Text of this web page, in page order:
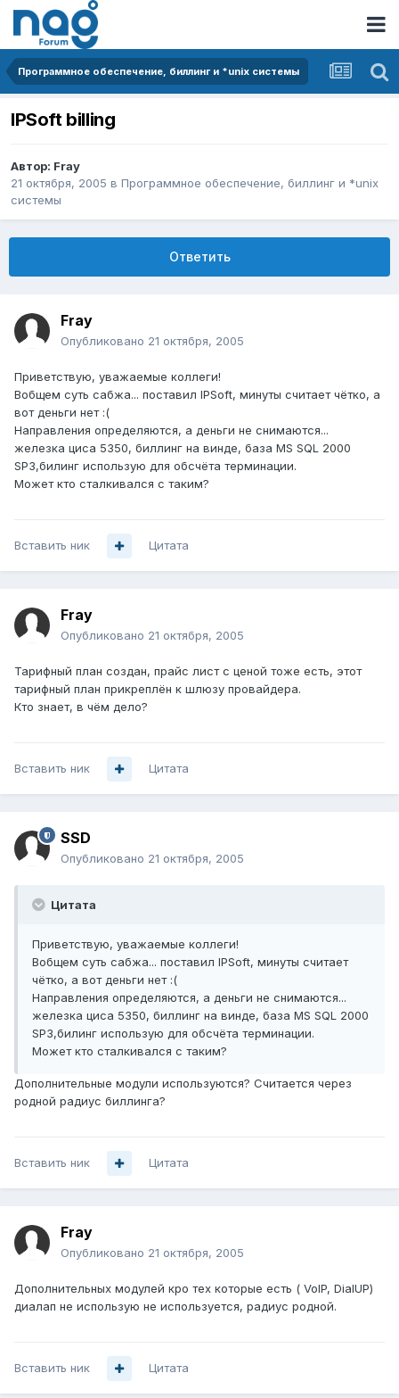
Программное обеспечение, биллинг и *unix системы
IPSoft billing
Автор: Fray
21 октября, 2005 в Программное обеспечение, биллинг и *unix
системы
Ответить
Fray
Опубликовано 21 октября, 2005
Приветствую, уважаемые коллеги!
Вобщем суть сабжа... поставил IPSoft, минуты считает чётко, а
вот деньги нет :(
Направления определяются, а деньги не снимаются...
железка циса 5350, биллинг на винде, база MS SQL 2000
SP3,билинг использую для обсчёта терминации.
Может кто сталкивался с таким?
Вставить ник Цитата
Fray
Опубликовано 21 октября, 2005
Тарифный план создан, прайс лист с ценой тоже есть, этот
тарифный план прикреплён к шлюзу провайдера.
Кто знает, в чём дело?
Вставить ник Цитата
SSD
Опубликовано 21 октября, 2005
Цитата
Приветствую, уважаемые коллеги!
Вобщем суть сабжа... поставил IPSoft, минуты считает
чётко, а вот деньги нет :(
Направления определяются, а деньги не снимаются...
железка циса 5350, биллинг на винде, база MS SQL 2000
SP3,билинг использую для обсчёта терминации.
Может кто сталкивался с таким?
Дополнительные модули используются? Считается через
родной радиус биллинга?
Вставить ник Цитата
Fray
Опубликовано 21 октября, 2005
Дополнительных модулей кро тех которые есть ( VoIP, DialUP)
диалап не использую не используется, радиус родной.
Вставить ник Цитата